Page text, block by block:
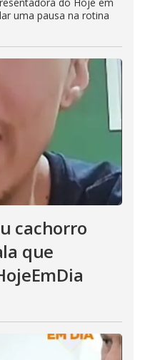
uma pausa na rotina
cachorro
que